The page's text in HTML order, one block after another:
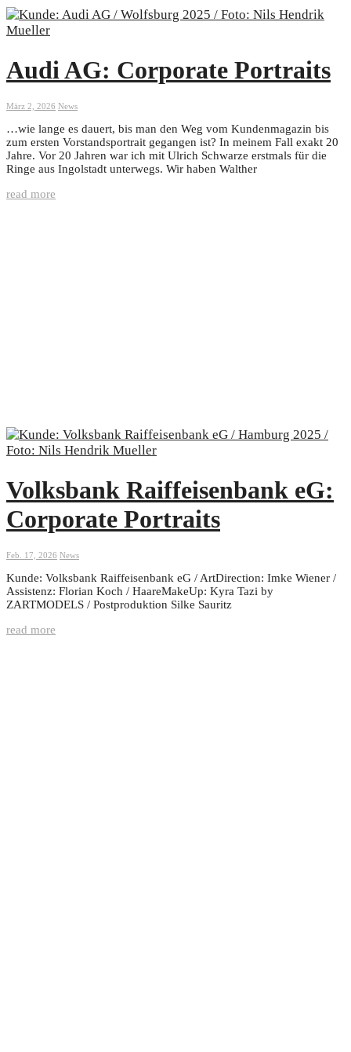
Audi AG: Corporate Portraits
März 2, 2026 News
…wie lange es dauert, bis man den Weg vom Kundenmagazin bis
zum ersten Vorstandsportrait gegangen ist? In meinem Fall exakt 20
Jahre. Vor 20 Jahren war ich mit Ulrich Schwarze erstmals für die
Ringe aus Ingolstadt unterwegs. Wir haben Walther
read more
Volksbank Raiffeisenbank eG:
Corporate Portraits
Feb. 17, 2026 News
Kunde: Volksbank Raiffeisenbank eG / ArtDirection: Imke Wiener /
Assistenz: Florian Koch / HaareMakeUp: Kyra Tazi by
ZARTMODELS / Postproduktion Silke Sauritz
read more